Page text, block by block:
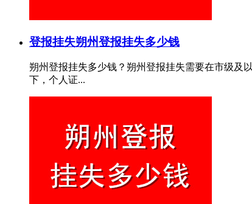
登报挂失朔州登报挂失多少钱
朔州登报挂失多少钱？朔州登报挂失需要在市级及
下，个人证...